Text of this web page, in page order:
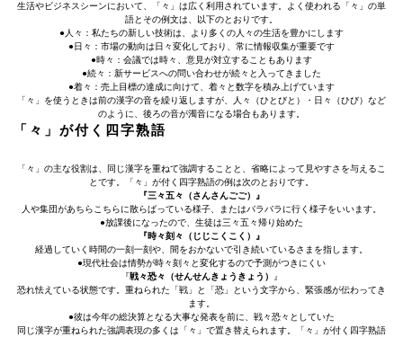
生活やビジネスシーンにおいて、「々」は広く利用されています。よく使われる「々」の単
語とその例文は、以下のとおりです。
●人々：私たちの新しい技術は、より多くの人々の生活を豊かにします
●日々：市場の動向は日々変化しており、常に情報収集が重要です
●時々：会議では時々、意見が対立することもあります
●続々：新サービスへの問い合わせが続々と入ってきました
●着々：売上目標の達成に向けて、着々と数字を積み上げています
「々」を使うときは前の漢字の音を繰り返しますが、人々（ひとびと）・日々（ひび）など
のように、後ろの音が濁音になる場合もあります。
「々」が付く四字熟語
「々」の主な役割は、同じ漢字を重ねて強調することと、省略によって見やすさを与えるこ
とです。「々」が付く四字熟語の例は次のとおりです。
『三々五々（さんさんごご）』
人や集団があちらこちらに散らばっている様子、またはバラバラに行く様子をいいます。
●放課後になったので、生徒は三々五々帰り始めた
『時々刻々（じじこくこく）』
経過していく時間の一刻一刻や、間をおかないで引き続いているさまを指します。
●現代社会は情勢が時々刻々と変化するので予測がつきにくい
『戦々恐々（せんせんきょうきょう）
』
恐れ怯えている状態です。重ねられた「戦」と「恐」という文字から、緊張感が伝わってき
ます。
●彼は今年の総決算となる大事な発表を前に、戦々恐々としていた
同じ漢字が重ねられた強調表現の多くは「々」で置き替えられます。「々」が付く四字熟語